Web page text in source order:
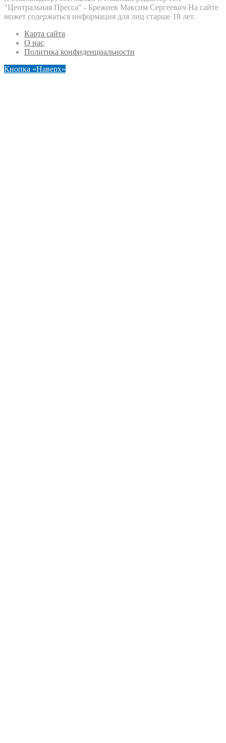
"Центральная Пресса" - Брежнев Максим Сергеевич На сайте
может содержаться информация для лиц старше 18 лет.
Карта сайта
О нас
Политика конфиденциальности
Кнопка «Наверх»